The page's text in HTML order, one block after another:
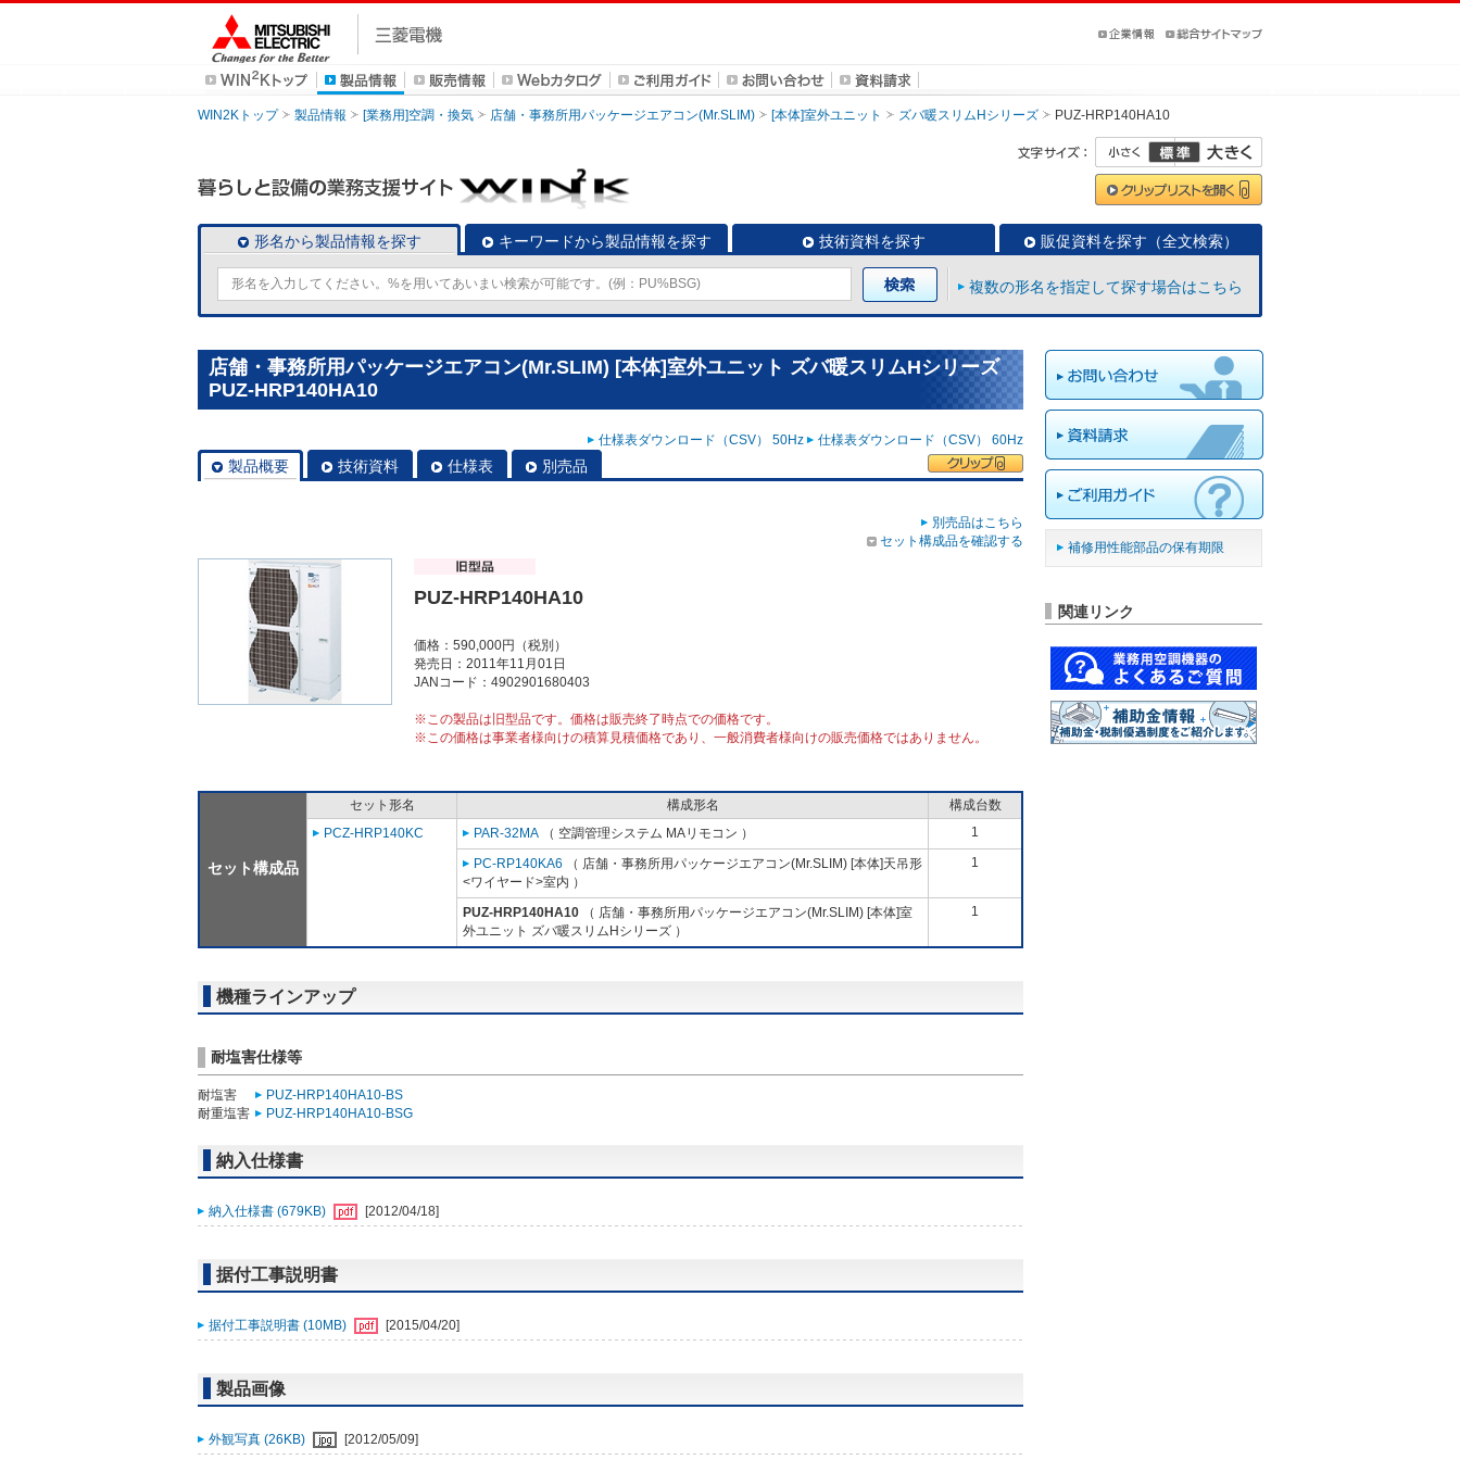
WIN2Kトップ 製品情報 [業務用]空調・換気 店舗・事務所用パッケージエアコン(Mr.SLIM) [本体]室外ユニット ズバ暖スリムHシリーズ PUZ-HRP140HA10
形名から製品情報を探す キーワードから製品情報を探す 技術資料を探す 販促資料を探す（全文検索）
複数の形名を指定して探す場合はこちら
店舗・事務所用パッケージエアコン(Mr.SLIM) [本体]室外ユニット ズバ暖スリムHシリーズ
PUZ-HRP140HA10
仕様表ダウンロード（CSV） 50Hz 仕様表ダウンロード（CSV） 60Hz
製品概要 技術資料 仕様表 別売品
別売品はこちら
セット構成品を確認する
PUZ-HRP140HA10
価格：590,000円（税別）
発売日：2011年11月01日
JANコード：4902901680403
※この製品は旧型品です。価格は販売終了時点での価格です。
※この価格は事業者様向けの積算見積価格であり、一般消費者様向けの販売価格ではありません。
セット構成品
セット形名 構成形名
構成台数
PCZ-HRP140KC
PAR-32MA （ 空調管理システム MAリモコン ） 1
PC-RP140KA6 （ 店舗・事務所用パッケージエアコン(Mr.SLIM) [本体]天吊形
<ワイヤード>室内 ）
1
PUZ-HRP140HA10 （ 店舗・事務所用パッケージエアコン(Mr.SLIM) [本体]室
外ユニット ズバ暖スリムHシリーズ ）
1
機種ラインアップ
耐塩害仕様等
耐塩害
PUZ-HRP140HA10-BS
耐重塩害
PUZ-HRP140HA10-BSG
納入仕様書
納入仕様書 (679KB) [2012/04/18]
据付工事説明書
据付工事説明書 (10MB) [2015/04/20]
製品画像
外観写真 (26KB) [2012/05/09]
補修用性能部品の保有期限
関連リンク